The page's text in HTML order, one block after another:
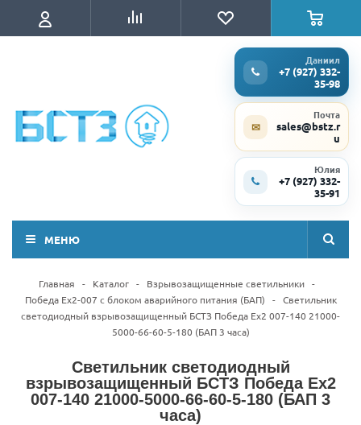
Даниил
+7 (927) 332-
35-98
✉
Почта
sales@bstz.r
u
Юлия
+7 (927) 332-
35-91
МЕНЮ
Главная - Каталог - Взрывозащищенные светильники -
Победа Ex2-007 с блоком аварийного питания (БАП)
- Светильник
светодиодный взрывозащищенный БСТЗ Победа Ex2 007-140 21000-
5000-66-60-5-180 (БАП 3 часа)
Светильник светодиодный
взрывозащищенный БСТЗ Победа Ex2
007-140 21000-5000-66-60-5-180 (БАП 3
часа)